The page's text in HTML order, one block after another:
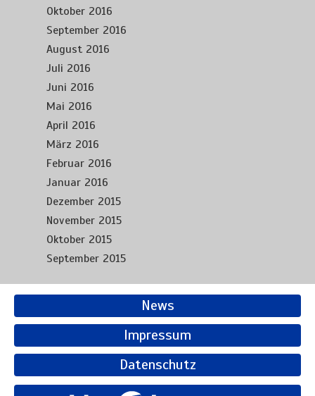
Oktober 2016
September 2016
August 2016
Juli 2016
Juni 2016
Mai 2016
April 2016
März 2016
Februar 2016
Januar 2016
Dezember 2015
November 2015
Oktober 2015
September 2015
News
Impressum
Datenschutz